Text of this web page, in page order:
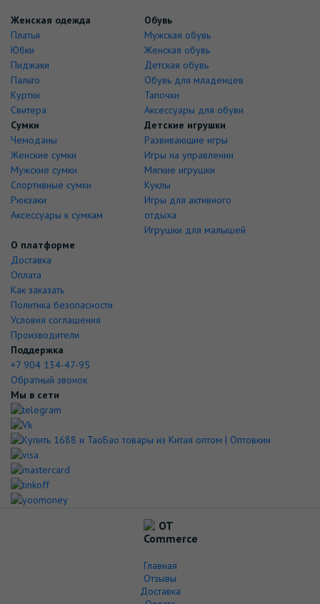
Женская одежда
Платья
Юбки
Пиджаки
Пальто
Куртки
Свитера
Обувь
Мужская обувь
Женская обувь
Детская обувь
Обувь для младенцев
Тапочки
Аксессуары для обуви
Сумки
Чемоданы
Женские сумки
Мужские сумки
Спортивные сумки
Рюкзаки
Аксессуары к сумкам
Детские игрушки
Развивающие игры
Игры на управлении
Мягкие игрушки
Куклы
Игры для активного
отдыха
Игрушки для малышей
О платформе
Доставка
Оплата
Как заказать
Политика безопасности
Условия соглашения
Производители
Поддержка
+7 904 134-47-95
Обратный звонок
Мы в сети
Главная
Отзывы
Доставка